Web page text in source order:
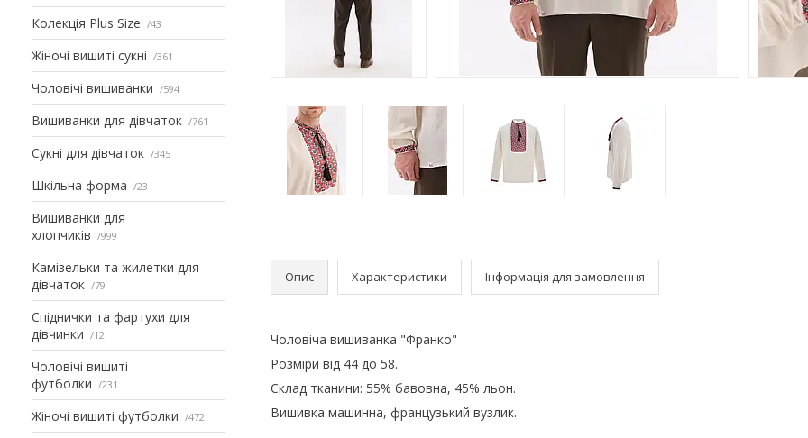
Колекція Plus Size 43
Жіночі вишиті сукні 361
Чоловічі вишиванки 594
Вишиванки для дівчаток 761
Сукні для дівчаток 345
Шкільна форма 23
Вишиванки для
хлопчиків
999
Камізельки та жилетки для
дівчаток
79
Спіднички та фартухи для
дівчинки
12
Чоловічі вишиті
футболки
231
Жіночі вишиті футболки 472
Опис Характеристики Інформація для замовлення
Чоловіча вишиванка "Франко"
Розміри від 44 до 58.
Склад тканини: 55% бавовна, 45% льон.
Вишивка машинна, французький вузлик.